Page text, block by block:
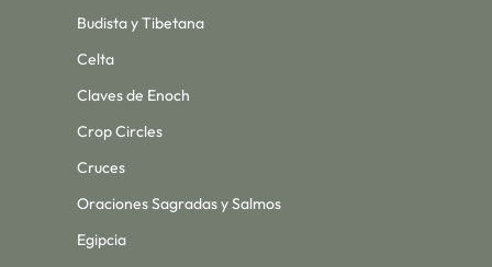
Budista y Tibetana
Celta
Claves de Enoch
Crop Circles
Cruces
Oraciones Sagradas y Salmos
Egipcia